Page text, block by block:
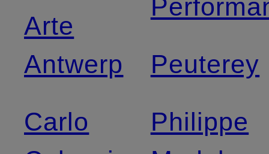
Arte
Antwerp
Carlo
Peuterey
Philippe